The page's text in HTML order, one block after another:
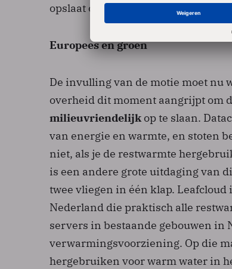
opslaat om CO2-uitstoot te
Europees en groen
De invulling van de motie moet nu
overheid dit moment aangrijpt om
milieuvriendelijkop te slaan.
van energie en warmte, en stoten
niet, als je de restwarmte
is een andere grote uitdaging van
twee vliegen in één klap.
Nederland die praktisch alle
servers in bestaande gebouwen in
verwarmingsvoorziening. Op die
hergebruiken voor warm water in